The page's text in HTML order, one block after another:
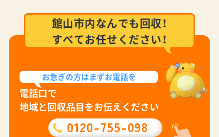
館山市内なんでも回収！
すべてお任せください！
お急ぎの方はまずお電話を
電話口で
地域と回収品目をお伝えください
0120-755-098